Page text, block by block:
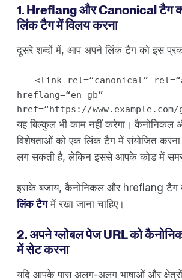
1. Hreflang और Canonical टैग
लिंक टैग में विलय करना
दूसरे शब्दों में, आप अपने लिंक टैग को इस
<link rel=“canonical”
hreflang=“en-gb”
href=“https://
यह बिल्कुल भी काम नहीं करेगा।
विशेषताओं को एक लिंक टैग में संयोजित करना
लग सकती है, लेकिन इससे आपके कोड में
इसके बजाय, कैनोनिकल और hreflang टैग
लिंक टैगमें रखा जाना चाहिए।
2. अपने ग्लोबल पेज URL को
में सेट करना
यदि आपके पास अलग-अलग भाषाओं और